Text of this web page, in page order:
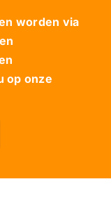
worden via
op onze